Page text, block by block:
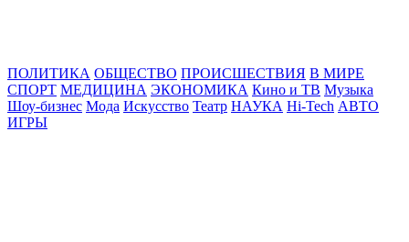
ПОЛИТИКА ОБЩЕСТВО ПРОИСШЕСТВИЯ В МИРЕ
СПОРТ МЕДИЦИНА ЭКОНОМИКА Кино и ТВ Музыка
Шоу-бизнес Мода Искусство Театр НАУКА Hi-Tech АВТО
ИГРЫ